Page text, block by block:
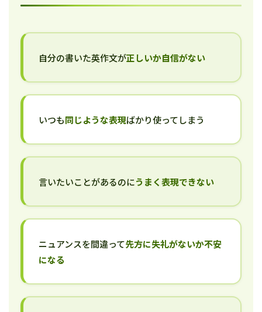
自分の書いた英作文が正しいか自信がない
いつも同じような表現ばかり使ってしまう
言いたいことがあるのにうまく表現できない
ニュアンスを間違って先方に失礼がないか不安
になる